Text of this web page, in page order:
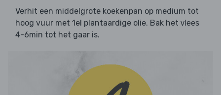
Verhit een middelgrote koekenpan op medium tot
hoog vuur met 1el plantaardige olie. Bak het vlees
4-6min tot het gaar is.